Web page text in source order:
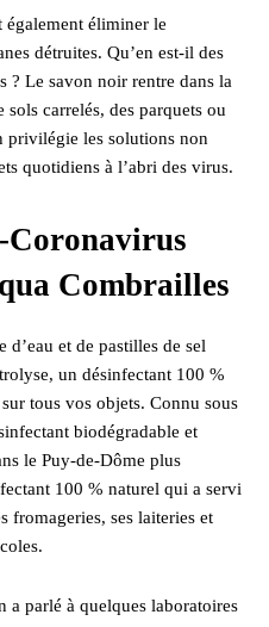
également éliminer le
détruites. Qu’en est-il des
? Le savon noir rentre dans la
carrelés, des parquets ou
privilégie les solutions non
quotidiens à l’abri des virus.
Coronavirus
Combrailles
d’eau et de pastilles de sel
un désinfectant 100 %
tous vos objets. Connu sous
biodégradable et
le Puy-de-Dôme plus
100 % naturel qui a servi
fromageries, ses laiteries et
a parlé à quelques laboratoires